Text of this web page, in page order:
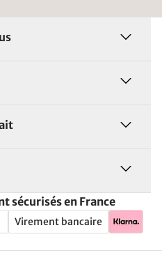
sécurisés en France
Virement bancaire